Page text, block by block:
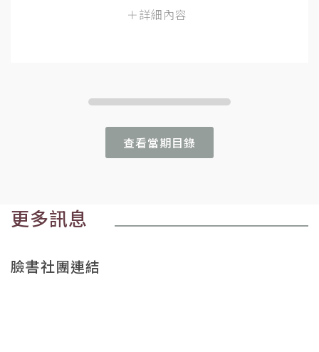
＋詳細內容
查看當期目錄
更多訊息
臉書社團連結